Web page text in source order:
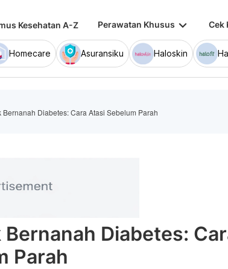
Kesehatan A-Z Perawatan Khusus keyboard_arrow_down Cek
Homecare Asuransiku Haloskin
Bernanah Diabetes: Cara Atasi Sebelum Parah
Diabetes:
Parah